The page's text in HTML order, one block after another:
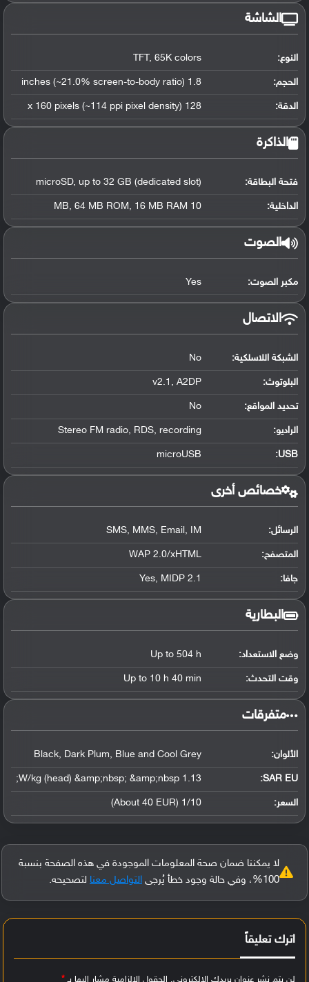
الشاشة
النوع: TFT, 65K colors
الحجم: 1.8 inches (~21.0% screen-to-body ratio)
الدقة: 128 x 160 pixels (~114 ppi pixel density)
الذاكرة
فتحة البطاقة: microSD, up to 32 GB (dedicated slot)
الداخلية: 10 MB, 64 MB ROM, 16 MB RAM
الصوت
مكبر الصوت: Yes
الاتصال
الشبكة اللاسلكية: No
البلوتوث:
v2.1, A2DP
تحديد المواقع:
No
الراديو: Stereo FM radio, RDS, recording
USB
:
microUSB
خصائص أخرى
الرسائل: SMS, MMS, Email, IM
المتصفح: WAP 2.0/xHTML
جافا: Yes, MIDP 2.1
البطارية
وضع الاستعداد: Up to 504 h
وقت التحدث: Up to 10 h 40 min
‏متفرقات‏
الألوان: Black, Dark Plum, Blue and Cool Grey
SAR EU:
1.13 W/kg (head) &amp;nbsp; &amp;nbsp;
السعر: 1/10 (About 40 EUR)
لا يمكننا ضمان صحة المعلومات الموجودة في هذه الصفحة بنسبة
100%، وفي حالة وجود خطأ يُرجى
التواصل معنا لتصحيحه.
اترك تعليقاً